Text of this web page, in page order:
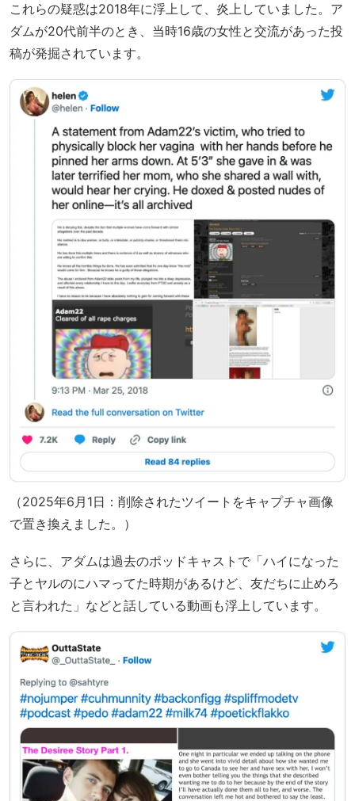
これらの疑惑は2018年に浮上して、炎上していました。ア
ダムが20代前半のとき、当時16歳の女性と交流があった投
稿が発掘されています。
（2025年6月1日：削除されたツイートをキャプチャ画像
で置き換えました。）
さらに、アダムは過去のポッドキャストで「ハイになった
子とヤルのにハマってた時期があるけど、友だちに止めろ
と言われた」などと話している動画も浮上しています。